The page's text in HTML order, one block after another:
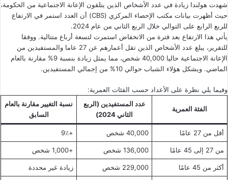
شهدت هولندا زيادة في عدد الأشخاص الذين يتلقون الإعانة الاجتماعية من الحكومة،
حيث أظهرت بيانات مكتب الإحصاء المركزي (CBS) أن العدد استمر في الارتفاع
للربع الرابع على التوالي خلال الربع الثاني من عام 2024.
يأتي هذا الارتفاع بعد فترة من الانخفاض استمرت لتسعة أرباع متتالية. ووفقا
للتقرير، يبلغ عدد الأشخاص الذين تقل أعمارهم عن 27 عاما والمستفيدين من
الإعانة الاجتماعية حاليا 40,000 شخص، مما يمثل زيادة بنسبة 9% مقارنة بالعام
الماضي. ويشكل هؤلاء الشباب حوالي 10% من إجمالي المستفيدين.
وفيما يلي نظرة على الأعداد حسب الفئات العمرية:
الفئة العمرية
عدد المستفيدين (الربع
الثاني 2024)
نسبة التغيير مقارنة بالعام
السابق
أقل من 27 عامًا 40,000 شخص +9٪
من 27 إلى 45 عامًا 136,000 شخص +1,000 شخص
أكثر من 45 عامًا 229,000 شخص زيادة غير محددة